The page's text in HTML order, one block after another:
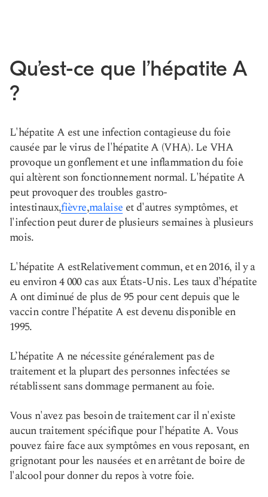
Qu’est-ce que l’hépatite A
?
L'hépatite A est une infection contagieuse du foie
causée par le virus de l'hépatite A (VHA). Le VHA
provoque un gonflement et une inflammation du foie
qui altèrent son fonctionnement normal. L'hépatite A
peut provoquer des troubles gastro-
intestinaux,fièvre,malaise et d'autres symptômes, et
l'infection peut durer de plusieurs semaines à plusieurs
mois.
L'hépatite A estRelativement commun,et en 2016, il y a
eu environ 4 000 cas aux États-Unis. Les taux d’hépatite
A ont diminué de plus de 95 pour cent depuis que le
vaccin contre l’hépatite A est devenu disponible en
1995.
L’hépatite A ne nécessite généralement pas de
traitement et la plupart des personnes infectées se
rétablissent sans dommage permanent au foie.
Vous n'avez pas besoin de traitement car il n'existe
aucun traitement spécifique pour l'hépatite A. Vous
pouvez faire face aux symptômes en vous reposant, en
grignotant pour les nausées et en arrêtant de boire de
l'alcool pour donner du repos à votre foie.